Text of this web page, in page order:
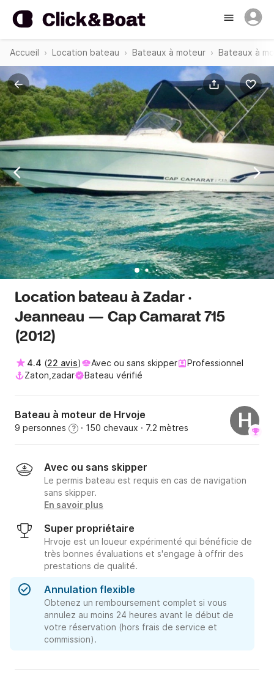
Accueil Location bateau Bateaux à moteur Bateaux à
Location bateau à Zadar ·
Jeanneau — Cap Camarat 715
(2012)
4.4 (22 avis) Avec ou sans skipper
Professionnel
Zaton,zadar
Bateau vérifié
Bateau à moteur de Hrvoje
9 personnes ? · 150 chevaux · 7.2 mètres H
Avec ou sans skipper
Le permis bateau est requis en cas de navigation
sans skipper.
En savoir plus
Super propriétaire
Hrvoje est un loueur expérimenté qui bénéficie de
très bonnes évaluations et s'engage à offrir des
prestations de qualité.
Annulation flexible
Obtenez un remboursement complet si vous
annulez au moins 24 heures avant le début de
votre réservation (hors frais de service et
commission).